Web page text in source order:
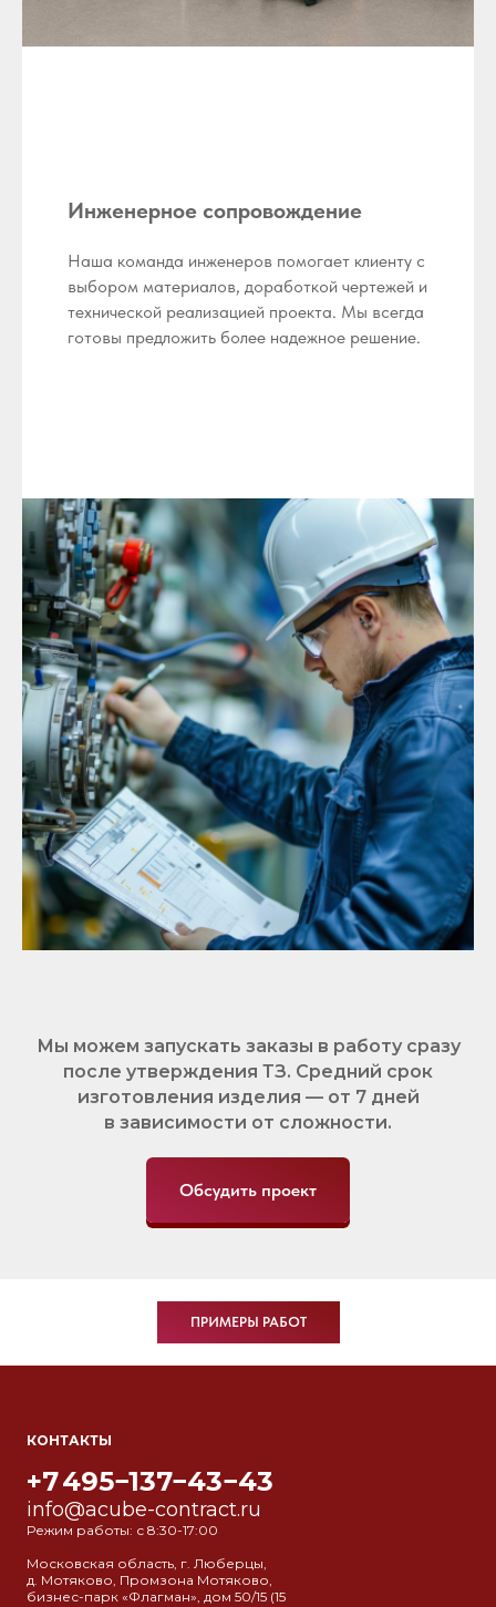
Инженерное сопровождение
Наша команда инженеров помогает клиенту с
выбором материалов, доработкой чертежей и
технической реализацией проекта. Мы всегда
готовы предложить более надежное решение.
Мы можем запускать заказы в работу сразу
после утверждения ТЗ. Средний срок
изготовления изделия — от 7 дней
в зависимости от сложности.
Обсудить проект
ПРИМЕРЫ РАБОТ
КОНТАКТЫ
+7 495−137−43−43
info@acube-contract.ru
Режим работы: с 8:30-17:00
Московская область, г. Люберцы,
д. Мотяково, Промзона Мотяково,
бизнес-парк «Флагман», дом 50/15 (15